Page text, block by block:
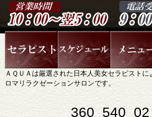
ＡＱＵＡは厳選された日本人美女セラピスト
ロマリラクゼーションサロンです。
360_540_02